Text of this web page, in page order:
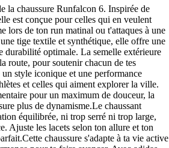
la chaussure Runfalcon 6. Inspirée de
est conçue pour celles qui en veulent
lors de ton run matinal ou t'attaques à une
tige textile et synthétique, elle offre une
durabilité optimale. La semelle extérieure
route, pour soutenir chacun de tes
style iconique et une performance
et celles qui aiment explorer la ville.
pour un maximum de douceur, la
plus de dynamisme.Le chaussant
équilibrée, ni trop serré ni trop large,
Ajuste les lacets selon ton allure et ton
chaussure s'adapte à ta vie active